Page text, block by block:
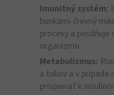
Imunitný systém:
bunkami črevný
procesy a posilňuje
organizmu.
Metabolizmus:
a tukov a v prípade
prispievať k